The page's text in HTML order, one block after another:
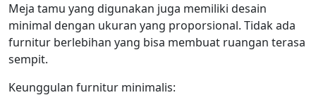
Meja tamu yang digunakan juga memiliki desain
minimal dengan ukuran yang proporsional. Tidak ada
furnitur berlebihan yang bisa membuat ruangan terasa
sempit.
Keunggulan furnitur minimalis: